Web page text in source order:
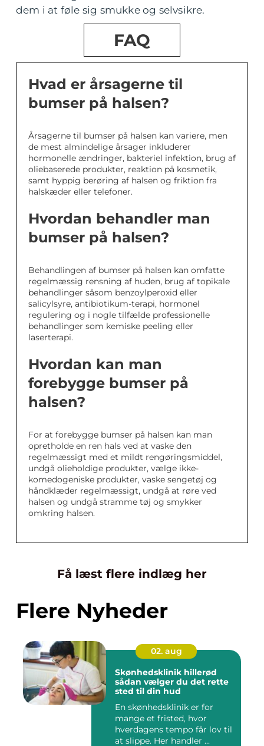
dem i at føle sig smukke og selvsikre.
FAQ
Hvad er årsagerne til
bumser på halsen?
Årsagerne til bumser på halsen kan variere, men
de mest almindelige årsager inkluderer
hormonelle ændringer, bakteriel infektion, brug af
oliebaserede produkter, reaktion på kosmetik,
samt hyppig berøring af halsen og friktion fra
halskæder eller telefoner.
Hvordan behandler man
bumser på halsen?
Behandlingen af bumser på halsen kan omfatte
regelmæssig rensning af huden, brug af topikale
behandlinger såsom benzoylperoxid eller
salicylsyre, antibiotikum-terapi, hormonel
regulering og i nogle tilfælde professionelle
behandlinger som kemiske peeling eller
laserterapi.
Hvordan kan man
forebygge bumser på
halsen?
For at forebygge bumser på halsen kan man
opretholde en ren hals ved at vaske den
regelmæssigt med et mildt rengøringsmiddel,
undgå olieholdige produkter, vælge ikke-
komedogeniske produkter, vaske sengetøj og
håndklæder regelmæssigt, undgå at røre ved
halsen og undgå stramme tøj og smykker
omkring halsen.
Få læst flere indlæg her
Flere Nyheder
02. aug
Skønhedsklinik hillerød
sådan vælger du det rette
sted til din hud
En skønhedsklinik er for
mange et fristed, hvor
hverdagens tempo får lov til
at slippe. Her handler ...